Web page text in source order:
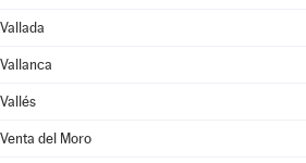
Vallada
Vallanca
Vallés
Venta del Moro